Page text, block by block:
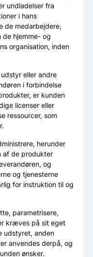
undladelser fra
i hans
de medarbejdere,
de hjemme- og
organisation, inden
eller andre
i forbindelse
er kunden
licenser eller
ressourcer, som
herunder
af de produkter
og
og tjenesterne
for instruktion til og
parametrisere,
kræves på sit eget
udstyret, anden
anvendes derpå, og
ønsker.